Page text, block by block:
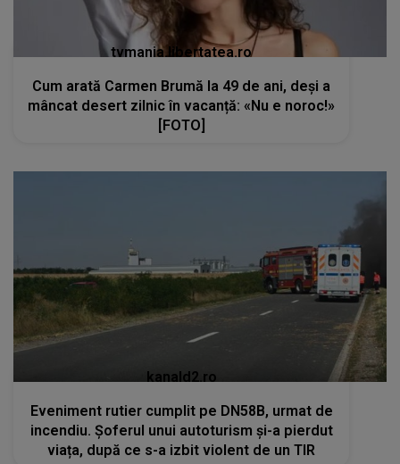
tvmania.libertatea.ro
Cum arată Carmen Brumă la 49 de ani, deși a
mâncat desert zilnic în vacanță: «Nu e noroc!»
[FOTO]
kanald2.ro
Eveniment rutier cumplit pe DN58B, urmat de
incendiu. Șoferul unui autoturism și-a pierdut
viața, după ce s-a izbit violent de un TIR